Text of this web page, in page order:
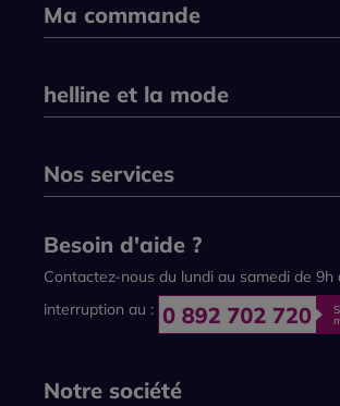
Ma commande
helline et la mode
Nos services
Besoin d'aide ?
Contactez-nous du lundi au samedi de 9h
interruption au :
Notre société